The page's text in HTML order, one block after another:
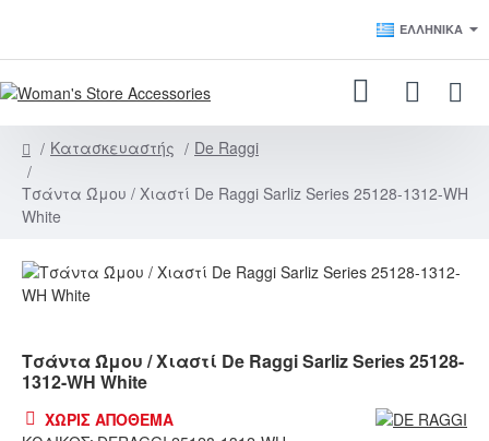
ΕΛΛΗΝΙΚΆ
h
o
m
Κατασκευαστής De Raggi
Τσάντα Ώμου / Χιαστί De Raggi Sarliz Series 25128-1312-WH
White
Τσάντα Ώμου / Χιαστί De Raggi Sarliz Series 25128-
1312-WH White
ΧΩΡΊΣ ΑΠΌΘΕΜΑ